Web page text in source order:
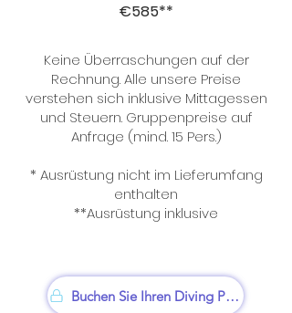
€585**
Keine Überraschungen auf der
Rechnung.Alle unsere Preise
verstehen sich inklusive Mittagessen
und Steuern. Gruppenpreise auf
Anfrage (mind. 15 Pers.)
* Ausrüstung nicht im Lieferumfang
enthalten
**Ausrüstung inklusive
Buchen Sie Ihren Diving Package